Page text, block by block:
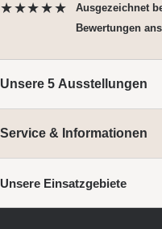
★★★★★ Ausgezeichnet
Bewertungen
Unsere 5 Ausstellungen
Service & Informationen
Unsere Einsatzgebiete